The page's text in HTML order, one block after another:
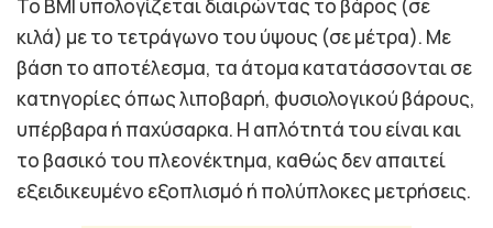
Το BMI υπολογίζεται διαιρώντας το βάρος (σε
κιλά) με το τετράγωνο του ύψους (σε μέτρα). Με
βάση το αποτέλεσμα, τα άτομα κατατάσσονται σε
κατηγορίες όπως λιποβαρή, φυσιολογικού βάρους,
υπέρβαρα ή παχύσαρκα. Η απλότητά του είναι και
το βασικό του πλεονέκτημα, καθώς δεν απαιτεί
εξειδικευμένο εξοπλισμό ή πολύπλοκες μετρήσεις.